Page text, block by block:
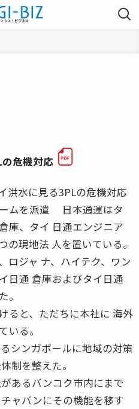
危機対応
水に見る3PLの危機対応
ムを派遣 日本通運はタ
庫、タイ 日通エンジニア
の現地法 人を置いている。
ロジャ ナ、ハイテク、ワン
日通 倉庫およびタイ日通
。
ると、ただちに本社に 海外
いる。
シンガポールに地域の対策
制を整えた。
あるバンコク市内にまで
ャバンにその機能を移す